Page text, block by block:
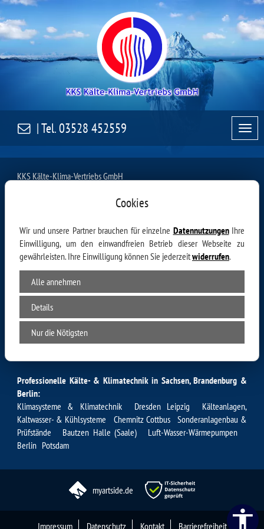
| Tel.03528 452559
KKS Kälte-Klima-Vertriebs GmbH
Telefax:
03528 452560
Mobil:
0172 8704501
E-Mail:
info@kks-kaelte-klima.de
Zertifiziert gem. §6 ChemKlimaschutzV
Besuchen Sie auch unsere Partnerseite:
www.kks-kaelte.de
Professionelle Kälte- & Klimatechnik in Sachsen, Brandenburg &
Berlin:
Klimasysteme & Klimatechnik Dresden Leipzig Kälteanlagen,
Kaltwasser- & Kühlsysteme ChemnitzCottbus Sonderanlagenbau &
Prüfstände Bautzen Halle (Saale) Luft-Wasser-Wärmepumpen
Berlin Potsdam
myartside.de
Impressum Datenschutz Kontakt Barrierefreiheit
Cookies
Wir und unsere Partner brauchen für einzelne DatennutzungenIhre
Einwilligung, um den einwandfreien Betrieb dieser Webseite zu
gewährleisten. Ihre Einwilligung können Sie jederzeitwiderrufen.
Alle annehmen
Details
Nur die Nötigsten